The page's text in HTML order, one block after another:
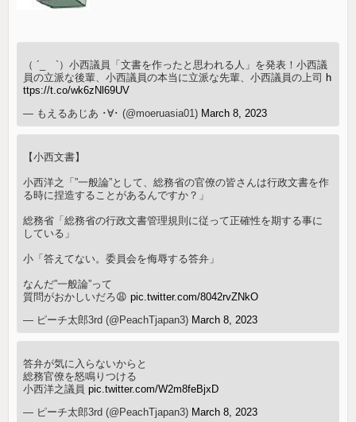
（ ´_ゝ`）小西議員「文書を作ったと思われる人」を発表！小西議
員の立派な後輩、小西議員の本当に立派な先輩、小西議員の上司 h
ttps://t.co/wk6zNl69UV
— もえるあじあ ･∀･ (@moeruasia01) March 8, 2023
【小西文書】
小西洋之「”一般論”として、総務省の官僚の皆さんは行政文書を作
る時に捏造することがあるんですか？」
総務省「総務省の行政文書管理規則に従って正確性を期する事に
している」
小「答えてない。委員会を侮辱する答弁」
なんだ”一般論”って
質問がおかしいだろ😩pic.twitter.com/8042rvZNkO
— ピーチ太郎3rd (@PeachTjapan3) March 8, 2023
答弁が気に入らないからと
総務官僚を怒鳴りつける
小西洋之議員pic.twitter.com/W2m8feBjxD
— ピーチ太郎3rd (@PeachTjapan3) March 8, 2023